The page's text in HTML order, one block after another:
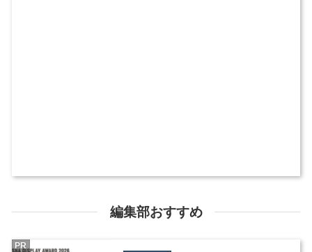
編集部おすすめ
PR